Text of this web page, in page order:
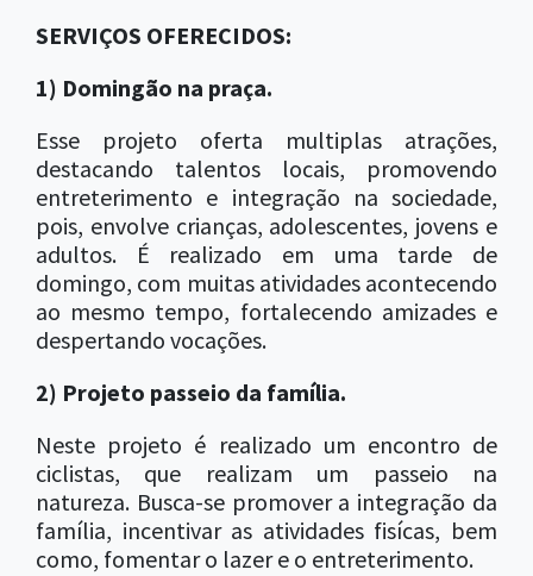
SERVIÇOS OFERECIDOS:
1) Domingão na praça.
Esse projeto oferta multiplas atrações,
destacando talentos locais, promovendo
entreterimento e integração na sociedade,
pois, envolve crianças, adolescentes, jovens e
adultos. É realizado em uma tarde de
domingo, com muitas atividades acontecendo
ao mesmo tempo, fortalecendo amizades e
despertando vocações.
2) Projeto passeio da família.
Neste projeto é realizado um encontro de
ciclistas, que realizam um passeio na
natureza. Busca-se promover a integração da
família, incentivar as atividades fisícas, bem
como, fomentar o lazer e o entreterimento.